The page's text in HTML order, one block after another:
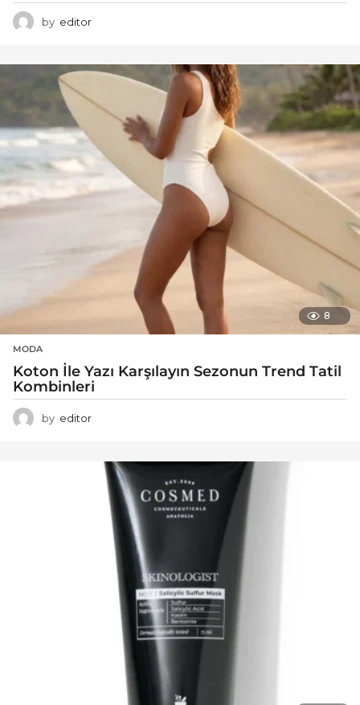
by editor
8
MODA
Koton İle Yazı Karşılayın Sezonun Trend Tatil
Kombinleri
by editor